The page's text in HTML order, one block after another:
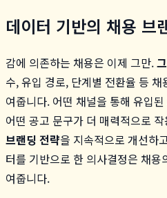
데이터 기반의 채용 브
감에 의존하는 채용은 이제 그만.
수, 유입 경로, 단계별 전환율 등
여줍니다. 어떤 채널을 통해 유입
어떤 공고 문구가 더 매력적으로
브랜딩 전략을 지속적으로 개선하
터를 기반으로 한 의사결정은 채
여줍니다.